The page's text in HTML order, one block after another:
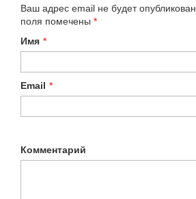
Ваш адрес email не будет опубликован.
поля помечены *
Имя *
Email *
Комментарий